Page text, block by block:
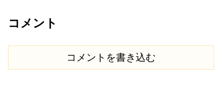
コメント
コメントを書き込む